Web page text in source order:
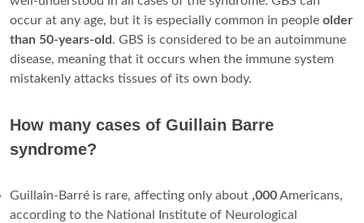
occur at any age, but it is especially common in people older
than 50-years-old. GBS is considered to be an autoimmune
disease, meaning that it occurs when the immune system
mistakenly attacks tissues of its own body.
How many cases of Guillain Barre
syndrome?
Guillain-Barré is rare, affecting only about ,000Americans,
according to the National Institute of Neurological